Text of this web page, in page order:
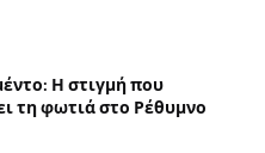
Η στιγμή που
τη φωτιά στο Ρέθυμνο